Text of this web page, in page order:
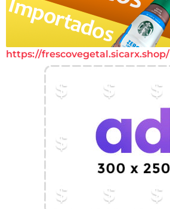
https://frescovegetal.sicarx.shop/